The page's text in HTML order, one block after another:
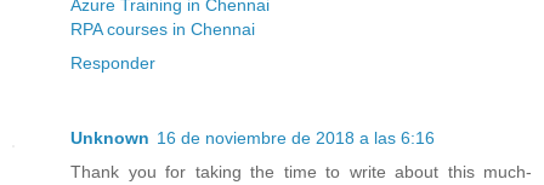
Azure Training in Chennai
RPA courses in Chennai
Responder
Unknown 16 de noviembre de 2018 a las 6:16
Thank you for taking the time to write about this much-